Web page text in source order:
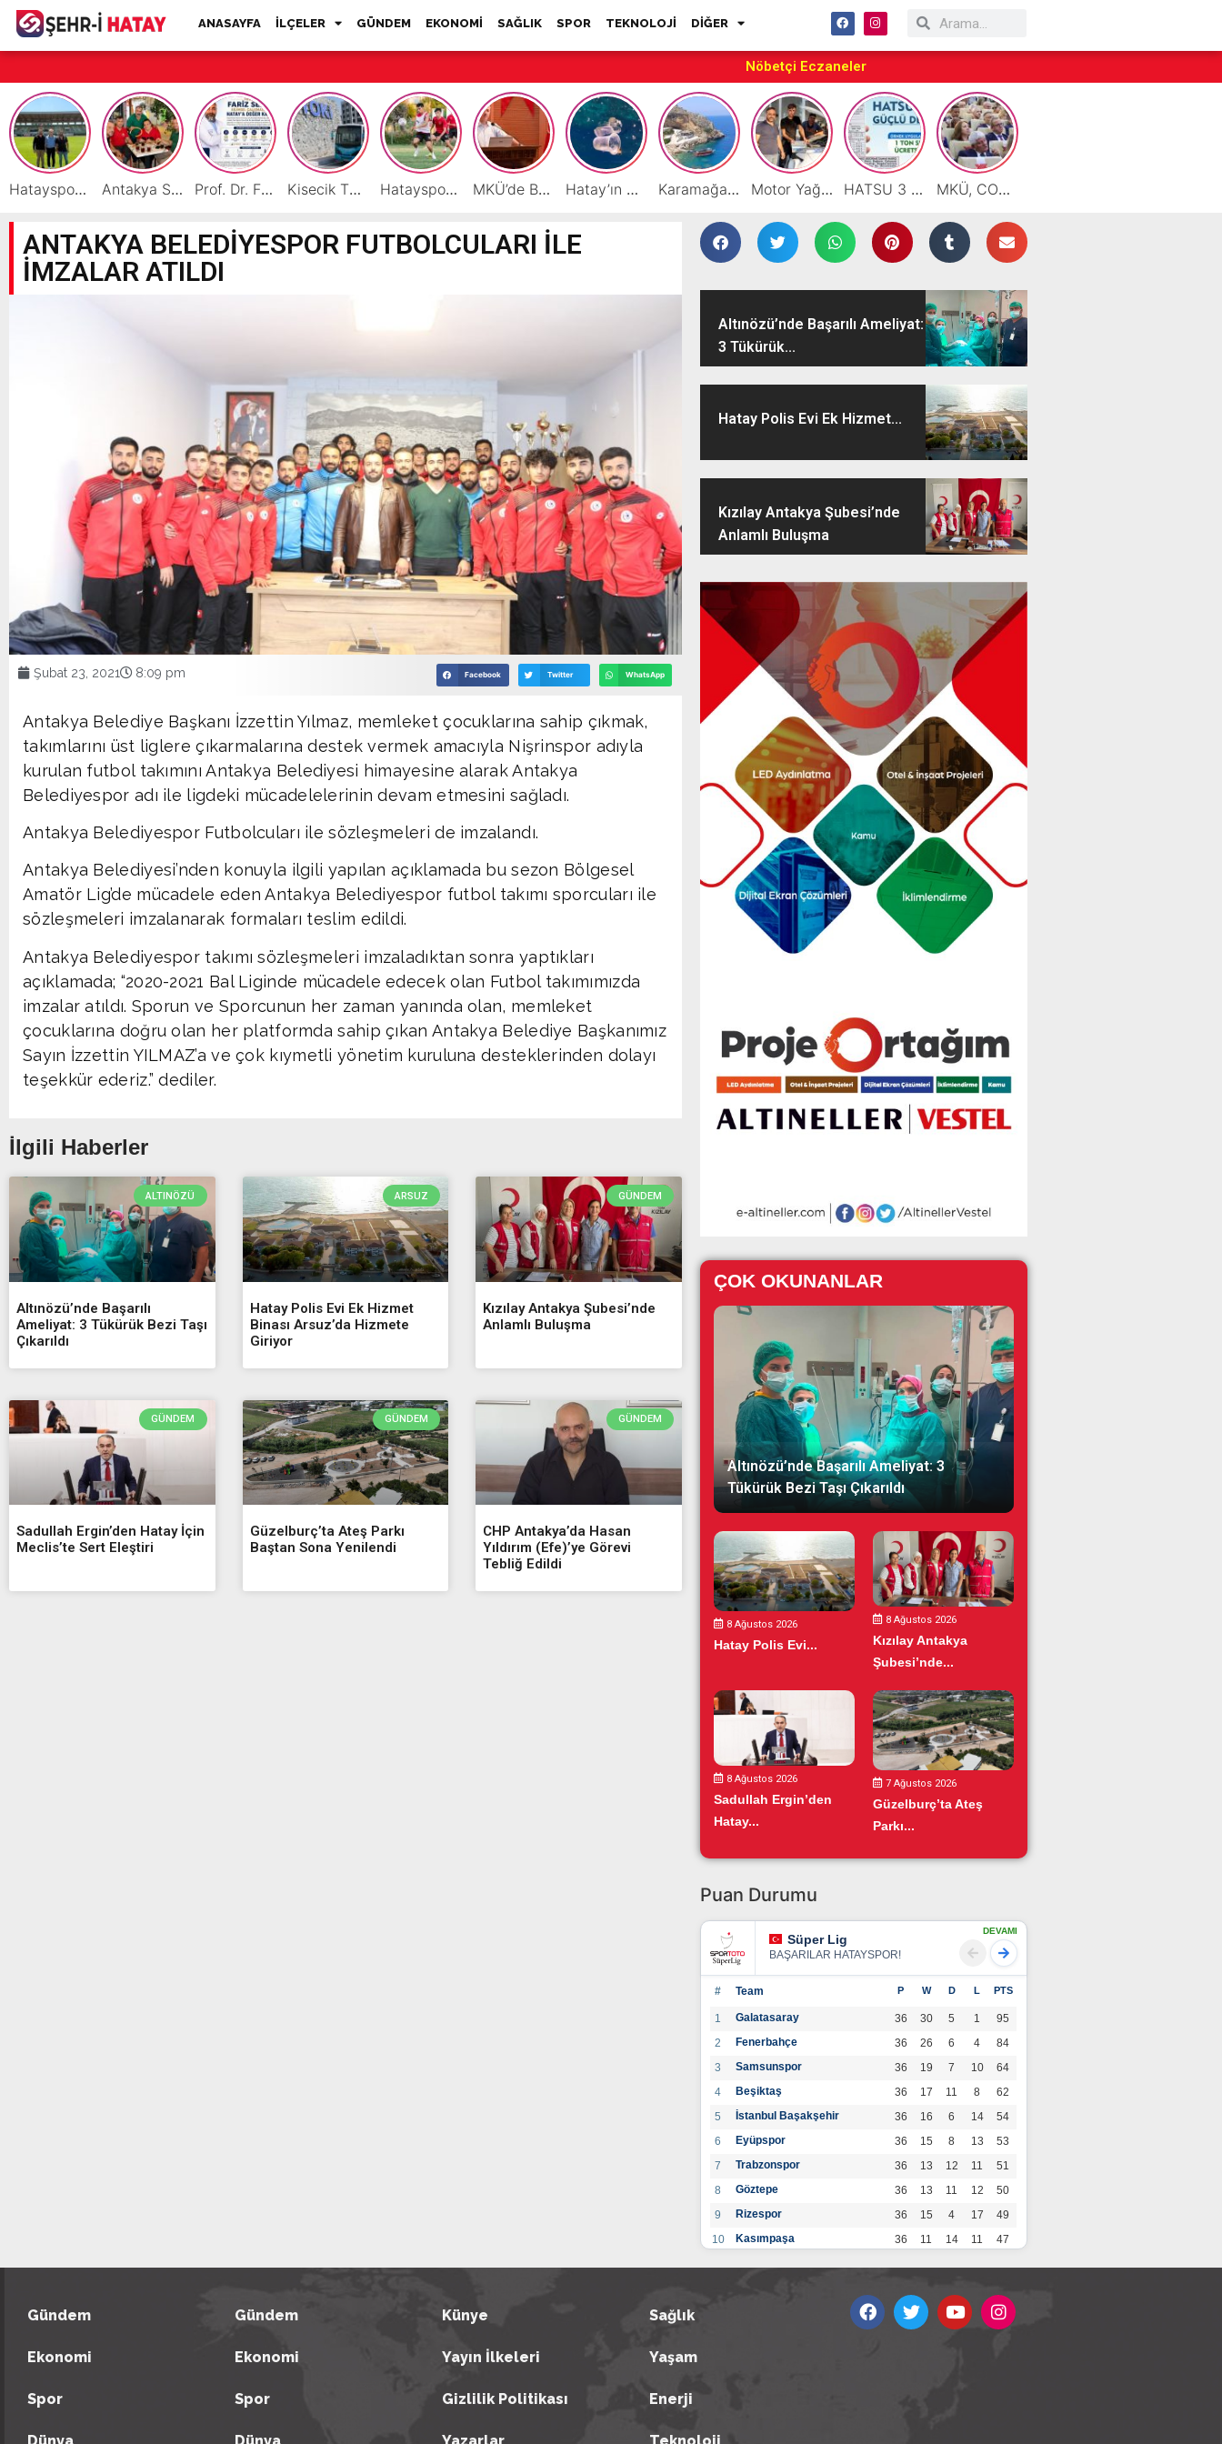
ANASAYFA İLÇELER GÜNDEM EKONOMİ SAĞLIK SPOR TEKNOLOJİ DİĞER
Nöbetçi Eczaneler
Hatayspor İç Saha Maçlarını Reyhanlı’da Oynamaya Hazırlanıyor Antakya Simidi Türkiye’nin Lezzet Zirvesinde Prof. Dr. Fariz Selimli, Uluslararası Başarılarıyla Hatay’a Değer Katıyor Kisecik TOKİ’lere Toplu Ulaşım Hizmeti Başladı Hatayspor’daki büyük kriz gençler için büyük bir fırsat MKÜ’de BAP ve TÜBİTAK 1001 Projeleri Masaya Yatırıldı Hatay’ın Deniz ve Sahillerini Kirleten Tesislere Ceza Yağdı! Karamağara Koyu Doğu Akdeniz’in Turizm Yıldızı Oluyor Motor Yağı ve Aküde Güvenilir Hizmet Antakya’da Başladı HATSU 3 İlçede Ağustos Ayı Faturalarında Bir Ton Suyu Ücretsiz Tanımladı MKÜ, COP31 Hazırlık Sürecinde Bilim Diplomasisine Katkı Sunacak
ANTAKYA BELEDİYESPOR FUTBOLCULARI İLE
İMZALAR ATILDI
Şubat 23, 2021 8:09 pm Facebook Twitter WhatsApp
Antakya Belediye Başkanı İzzettin Yılmaz, memleket çocuklarına sahip çıkmak,
takımlarını üst liglere çıkarmalarına destek vermek amacıyla Nişrinspor adıyla
kurulan futbol takımını Antakya Belediyesi himayesine alarak Antakya
Belediyespor adı ile ligdeki mücadelelerinin devam etmesini sağladı.
Antakya Belediyespor Futbolcuları ile sözleşmeleri de imzalandı.
Antakya Belediyesi’nden konuyla ilgili yapılan açıklamada bu sezon Bölgesel
Amatör Lig’de mücadele eden Antakya Belediyespor futbol takımı sporcuları ile
sözleşmeleri imzalanarak formaları teslim edildi.
Antakya Belediyespor takımı sözleşmeleri imzaladıktan sonra yaptıkları
açıklamada; “2020-2021 Bal Liginde mücadele edecek olan Futbol takımımızda
imzalar atıldı. Sporun ve Sporcunun her zaman yanında olan, memleket
çocuklarına doğru olan her platformda sahip çıkan Antakya Belediye Başkanımız
Sayın İzzettin YILMAZ’a ve çok kıymetli yönetim kuruluna desteklerinden dolayı
teşekkür ederiz.” dediler.
İlgili Haberler
ALTINÖZÜ
Altınözü’nde Başarılı
Ameliyat: 3 Tükürük Bezi Taşı
Çıkarıldı
ARSUZ
Hatay Polis Evi Ek Hizmet
Binası Arsuz’da Hizmete
Giriyor
GÜNDEM
Kızılay Antakya Şubesi’nde
Anlamlı Buluşma
GÜNDEM
Sadullah Ergin’den Hatay İçin
Meclis’te Sert Eleştiri
GÜNDEM
Güzelburç’ta Ateş Parkı
Baştan Sona Yenilendi
GÜNDEM
CHP Antakya’da Hasan
Yıldırım (Efe)’ye Görevi
Tebliğ Edildi
Altınözü’nde Başarılı Ameliyat:
3 Tükürük...
Hatay Polis Evi Ek Hizmet...
Kızılay Antakya Şubesi’nde
Anlamlı Buluşma
ÇOK OKUNANLAR
Altınözü’nde Başarılı Ameliyat: 3
Tükürük Bezi Taşı Çıkarıldı
8 Ağustos 2026
Hatay Polis Evi...
8 Ağustos 2026
Kızılay Antakya
Şubesi’nde...
8 Ağustos 2026
Sadullah Ergin’den
Hatay...
7 Ağustos 2026
Güzelburç’ta Ateş
Parkı...
Puan Durumu
Süper Lig
BAŞARILAR HATAYSPOR!
DEVAMI
# Team P W D L PTS
1 Galatasaray 36 30 5 1
95
2
Fenerbahçe 36 26 6 4
84
3
Samsunspor 36 19 7 10
64
4
Beşiktaş 36 17 11 8
62
5
İstanbul Başakşehir 36 16 6 14
54
6
Eyüpspor 36 15 8 13
53
7
Trabzonspor 36 13 12 11
51
8
Göztepe 36 13 11 12
50
9
Rizespor 36 15 4 17
49
10
Kasımpaşa 36 11 14 11
47
36 12 9 15
45
18
Gündem
Ekonomi
Spor
Gündem
Ekonomi
Spor
Künye
Yayın İlkeleri
Gizlilik Politikası
Sağlık
Yaşam
Enerji